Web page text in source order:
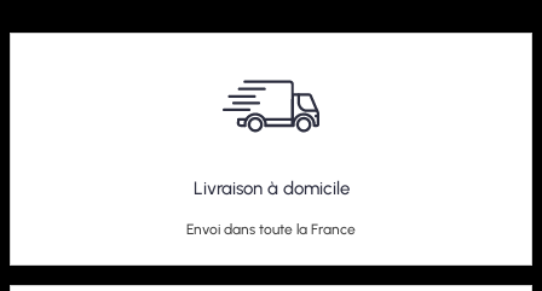
Livraison à domicile
Envoi dans toute la France